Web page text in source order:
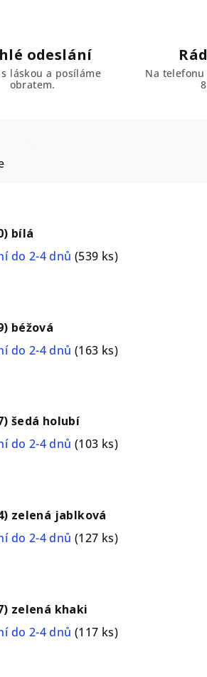
odeslání
láskou a posíláme
obratem.
Na
bílá
do 2-4 dnů (539 ks)
béžová
do 2-4 dnů (163 ks)
šedá holubí
do 2-4 dnů (103 ks)
zelená jablková
do 2-4 dnů (127 ks)
zelená khaki
do 2-4 dnů (117 ks)